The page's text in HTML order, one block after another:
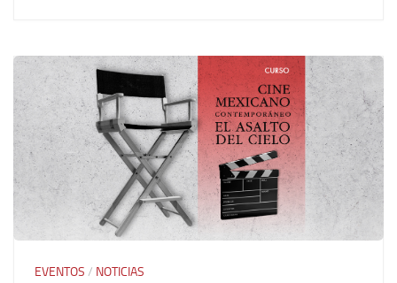
EVENTOS / NOTICIAS